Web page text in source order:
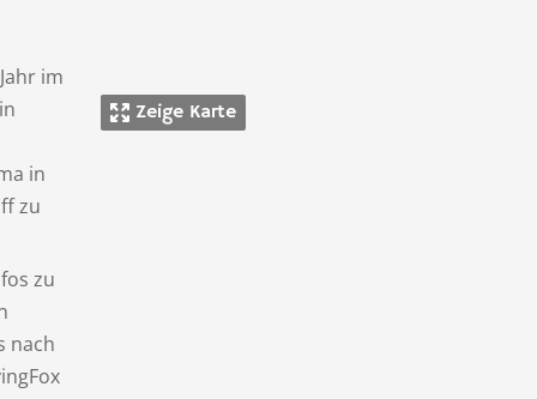
Zeige Karte
im
in
zu
zu
nach